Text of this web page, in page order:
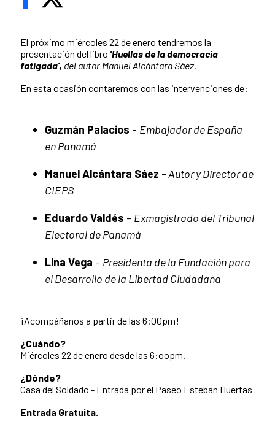
El próximo miércoles 22 de enero tendremos la
presentación del libro 'Huellas de la democracia
fatigada', del autor Manuel Alcántara Sáez.
En esta ocasión contaremos con las intervenciones de:
Guzmán Palacios - Embajador de España
en Panamá
Manuel Alcántara Sáez -Autor y Director de
CIEPS
Eduardo Valdés - Exmagistrado del Tribunal
Electoral de Panamá
Lina Vega - Presidenta de la Fundación para
el Desarrollo de la Libertad Ciudadana
¡Acompáñanos a partir de las 6:00pm!
¿Cuándo?
Miércoles 22 de enero desde las 6:oopm.
¿Dónde?
Casa del Soldado - Entrada por el Paseo Esteban Huertas
Entrada Gratuita.